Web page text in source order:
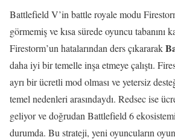
Battlefield V’in battle royale modu
görmemiş ve kısa sürede oyuncu tabanını
Firestorm’un hatalarından ders çıkararak
daha iyi bir temelle inşa etmeye çalıştı.
ayrı bir ücretli mod olması ve yetersiz
temel nedenleri arasındaydı. Redsec ise
geliyor ve doğrudan Battlefield 6
durumda. Bu strateji, yeni oyuncuların